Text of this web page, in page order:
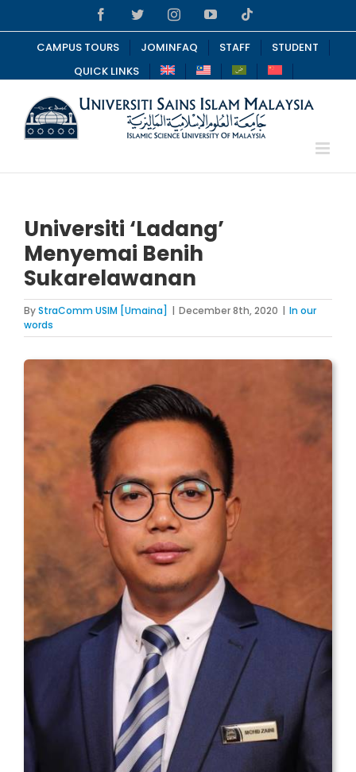
to
content
FacebookTwitterInstagramYouTube
CAMPUS TOURS JOMINFAQ STAFF
STUDENT
QUICK LINKS
Universiti ‘Ladang’
Menyemai Benih
Sukarelawanan
ByStraComm USIM [Umaina] | December 8th, 2020 | In our
words